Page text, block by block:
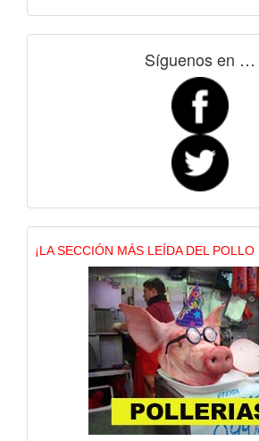
Síguenos en …
¡LA SECCIÓN MÁS LEÍDA DEL POLLO